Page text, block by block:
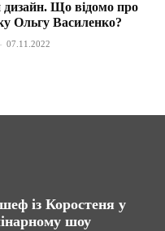
дизайн. Що відомо про
Ольгу Василенко?
- 07.11.2022
із Коростеня у
шоу